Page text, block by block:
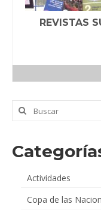
REVISTAS
Buscar
por:
Actividades
Copa de las